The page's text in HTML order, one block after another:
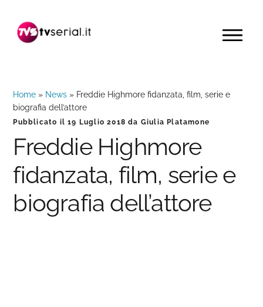
navigazione
contenuto
barra
MENU
Home » News » Freddie Highmore fidanzata, film, serie e
biografia dell’attore
Pubblicato il19 Luglio 2018 da Giulia Platamone
Freddie Highmore
fidanzata, film, serie e
biografia dell’attore